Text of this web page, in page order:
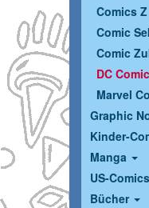
Comics Z
Comic
Comic
DC
Marvel
Graphic
Kinder-
Manga
US-Comics
Bücher